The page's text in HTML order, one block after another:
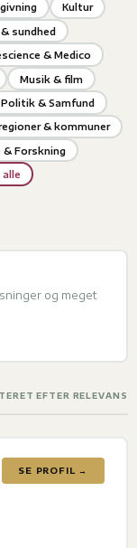
Kultur
sundhed
& Medico
Musik & film
Politik & Samfund
& kommuner
& Forskning
alle
og meget
EFTER RELEVANS
SE PROFIL →